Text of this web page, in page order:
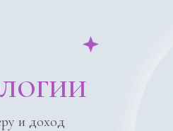
и доход